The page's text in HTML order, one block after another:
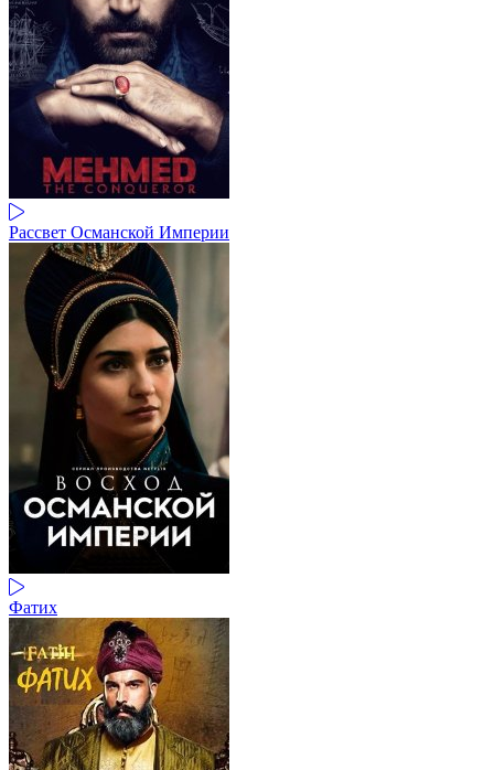
Рассвет Османской Империи
Фатих